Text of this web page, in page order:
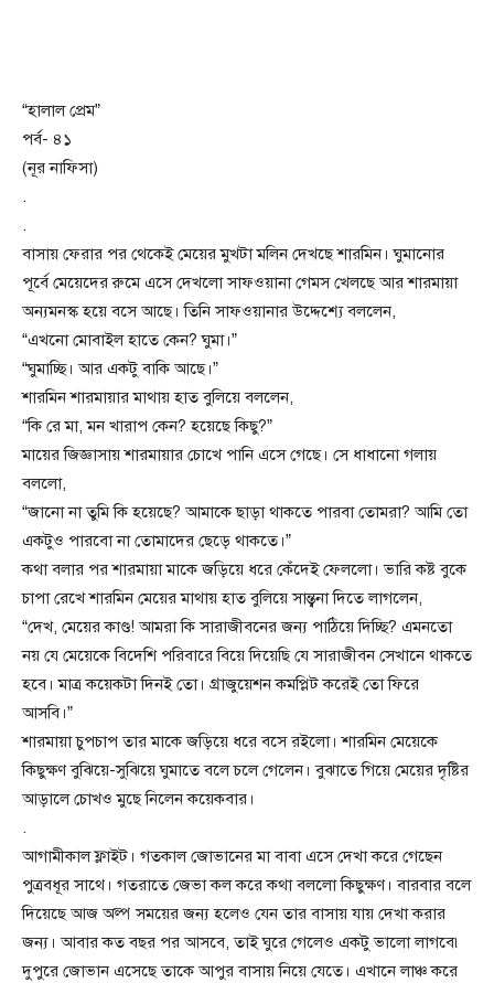
“হালাল প্রেম”
পর্ব- ৪১
(নূর নাফিসা)
.
.
বাসায় ফেরার পর থেকেই মেয়ের মুখটা মলিন দেখছে শারমিন। ঘুমানোর
পূর্বে মেয়েদের রুমে এসে দেখলো সাফওয়ানা গেমস খেলছে আর শারমায়া
অন্যমনস্ক হয়ে বসে আছে। তিনি সাফওয়ানার উদ্দেশ্যে বললেন,
“এখনো মোবাইল হাতে কেন? ঘুমা।”
“ঘুমাচ্ছি। আর একটু বাকি আছে।”
শারমিন শারমায়ার মাথায় হাত বুলিয়ে বললেন,
“কি রে মা, মন খারাপ কেন? হয়েছে কিছু?”
মায়ের জিজ্ঞাসায় শারমায়ার চোখে পানি এসে গেছে। সে ধাধানো গলায়
বললো,
“জানো না তুমি কি হয়েছে? আমাকে ছাড়া থাকতে পারবা তোমরা? আমি তো
একটুও পারবো না তোমাদের ছেড়ে থাকতে।”
কথা বলার পর শারমায়া মাকে জড়িয়ে ধরে কেঁদেই ফেললো। ভারি কষ্ট বুকে
চাপা রেখে শারমিন মেয়ের মাথায় হাত বুলিয়ে সান্ত্বনা দিতে লাগলেন,
“দেখ, মেয়ের কাণ্ড! আমরা কি সারাজীবনের জন্য পাঠিয়ে দিচ্ছি? এমনতো
নয় যে মেয়েকে বিদেশি পরিবারে বিয়ে দিয়েছি যে সারাজীবন সেখানে থাকতে
হবে। মাত্র কয়েকটা দিনই তো। গ্রাজুয়েশন কমপ্লিট করেই তো ফিরে
আসবি।”
শারমায়া চুপচাপ তার মাকে জড়িয়ে ধরে বসে রইলো। শারমিন মেয়েকে
কিছুক্ষণ বুঝিয়ে-সুঝিয়ে ঘুমাতে বলে চলে গেলেন। বুঝাতে গিয়ে মেয়ের দৃষ্টির
আড়ালে চোখও মুছে নিলেন কয়েকবার।
.
আগামীকাল ফ্লাইট। গতকাল জোভানের মা বাবা এসে দেখা করে গেছেন
পুত্রবধূর সাথে। গতরাতে জেভা কল করে কথা বললো কিছুক্ষণ। বারবার বলে
দিয়েছে আজ অল্প সময়ের জন্য হলেও যেন তার বাসায় যায় দেখা করার
জন্য। আবার কত বছর পর আসবে, তাই ঘুরে গেলেও একটু ভালো লাগবে৷
দুপুরে জোভান এসেছে তাকে আপুর বাসায় নিয়ে যেতে। এখানে লাঞ্চ করে